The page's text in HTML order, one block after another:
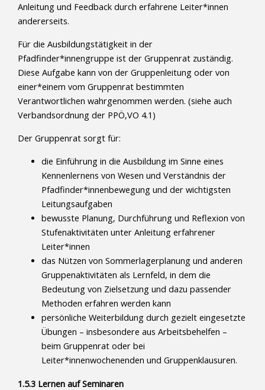
Anleitung und Feedback durch erfahrene Leiter*innen
andererseits.
Für die Ausbildungstätigkeit in der
Pfadfinder*innengruppe ist der Gruppenrat zuständig.
Diese Aufgabe kann von der Gruppenleitung oder von
einer*einem vom Gruppenrat bestimmten
Verantwortlichen wahrgenommen werden. (siehe auch
Verbandsordnung der PPÖ,VO 4.1)
Der Gruppenrat sorgt für:
die Einführung in die Ausbildung im Sinne eines
Kennenlernens von Wesen und Verständnis der
Pfadfinder*innenbewegung und der wichtigsten
Leitungsaufgaben
bewusste Planung, Durchführung und Reflexion von
Stufenaktivitäten unter Anleitung erfahrener
Leiter*innen
das Nützen von Sommerlagerplanung und anderen
Gruppenaktivitäten als Lernfeld, in dem die
Bedeutung von Zielsetzung und dazu passender
Methoden erfahren werden kann
persönliche Weiterbildung durch gezielt eingesetzte
Übungen – insbesondere aus Arbeitsbehelfen –
beim Gruppenrat oder bei
Leiter*innenwochenenden und Gruppenklausuren.
1.5.3 Lernen auf Seminaren